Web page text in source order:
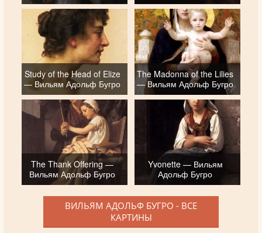
Study of the Head of Elize
— Вильям Адольф Бугро
The Madonna of the Lilies
— Вильям Адольф Бугро
The Thank Offering —
Вильям Адольф Бугро
Yvonette — Вильям
Адольф Бугро
ВИЛЬЯМ АДОЛЬФ БУГРО - ВСЕ
КАРТИНЫ